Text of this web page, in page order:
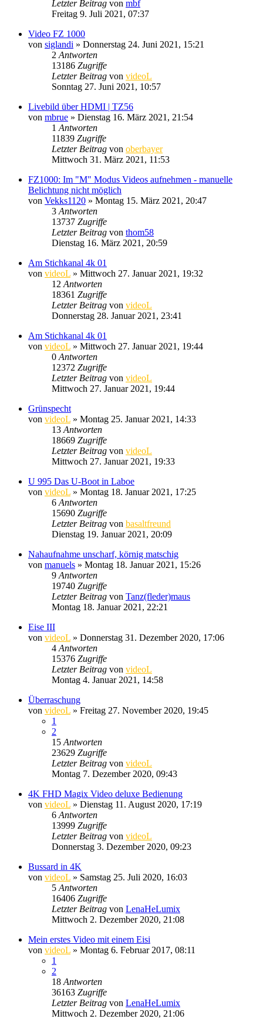
Letzter Beitrag von mbf
Freitag 9. Juli 2021, 07:37
Video FZ 1000
von siglandi » Donnerstag 24. Juni 2021, 15:21
2 Antworten
13186 Zugriffe
Letzter Beitrag von videoL
Sonntag 27. Juni 2021, 10:57
Livebild über HDMI | TZ56
von mbrue » Dienstag 16. März 2021, 21:54
1 Antworten
11839 Zugriffe
Letzter Beitrag von oberbayer
Mittwoch 31. März 2021, 11:53
FZ1000: Im "M" Modus Videos aufnehmen - manuelle
Belichtung nicht möglich
von Vekks1120 » Montag 15. März 2021, 20:47
3 Antworten
13737 Zugriffe
Letzter Beitrag von thom58
Dienstag 16. März 2021, 20:59
Am Stichkanal 4k 01
von videoL » Mittwoch 27. Januar 2021, 19:32
12 Antworten
18361 Zugriffe
Letzter Beitrag von videoL
Donnerstag 28. Januar 2021, 23:41
Am Stichkanal 4k 01
von videoL » Mittwoch 27. Januar 2021, 19:44
0 Antworten
12372 Zugriffe
Letzter Beitrag von videoL
Mittwoch 27. Januar 2021, 19:44
Grünspecht
von videoL » Montag 25. Januar 2021, 14:33
13 Antworten
18669 Zugriffe
Letzter Beitrag von videoL
Mittwoch 27. Januar 2021, 19:33
U 995 Das U-Boot in Laboe
von videoL » Montag 18. Januar 2021, 17:25
6 Antworten
15690 Zugriffe
Letzter Beitrag von basaltfreund
Dienstag 19. Januar 2021, 20:09
Nahaufnahme unscharf, körnig matschig
von manuels » Montag 18. Januar 2021, 15:26
9 Antworten
19740 Zugriffe
Letzter Beitrag von Tanz(fleder)maus
Montag 18. Januar 2021, 22:21
Eise III
von videoL » Donnerstag 31. Dezember 2020, 17:06
4 Antworten
15376 Zugriffe
Letzter Beitrag von videoL
Montag 4. Januar 2021, 14:58
Überraschung
von videoL » Freitag 27. November 2020, 19:45
1
2
15 Antworten
23629 Zugriffe
Letzter Beitrag von videoL
Montag 7. Dezember 2020, 09:43
4K FHD Magix Video deluxe Bedienung
von videoL » Dienstag 11. August 2020, 17:19
6 Antworten
13999 Zugriffe
Letzter Beitrag von videoL
Donnerstag 3. Dezember 2020, 09:23
Bussard in 4K
von videoL » Samstag 25. Juli 2020, 16:03
5 Antworten
16406 Zugriffe
Letzter Beitrag von LenaHeLumix
Mittwoch 2. Dezember 2020, 21:08
Mein erstes Video mit einem Eisi
von videoL » Montag 6. Februar 2017, 08:11
1
2
18 Antworten
36163 Zugriffe
Letzter Beitrag von LenaHeLumix
Mittwoch 2. Dezember 2020, 21:06